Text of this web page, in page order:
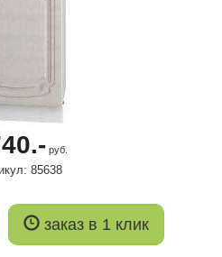
руб.
85638
заказ в 1 клик